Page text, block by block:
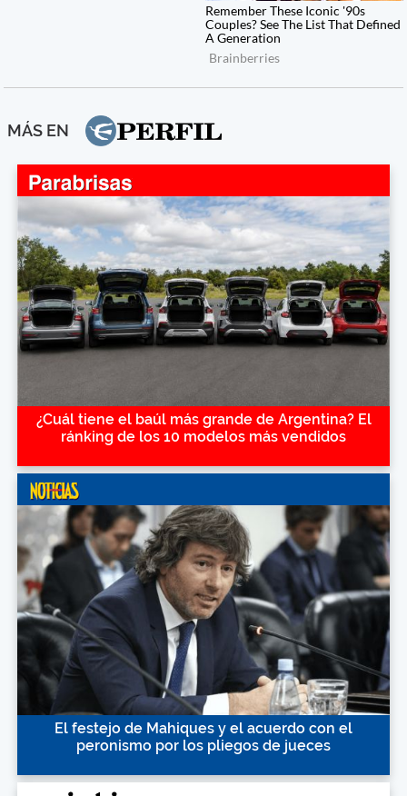
MÁS EN
¿Cuál tiene el baúl más grande de Argentina? El
ránking de los 10 modelos más vendidos
El festejo de Mahiques y el acuerdo con el
peronismo por los pliegos de jueces